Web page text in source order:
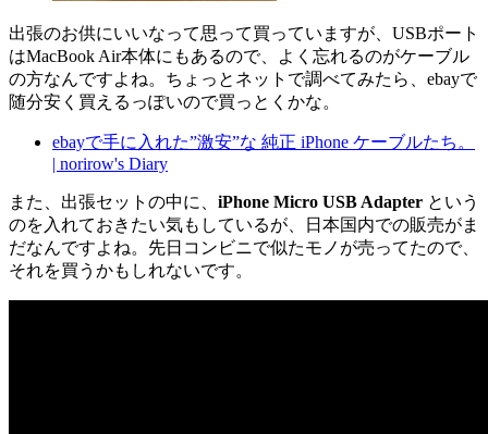
出張のお供にいいなって思って買っていますが、USBポート
はMacBook Air本体にもあるので、よく忘れるのがケーブル
の方なんですよね。ちょっとネットで調べてみたら、ebayで
随分安く買えるっぽいので買っとくかな。
ebayで手に入れた”激安”な 純正 iPhone ケーブルたち。
| norirow's Diary
また、出張セットの中に、 iPhone Micro USB Adapter という
のを入れておきたい気もしているが、日本国内での販売がま
だなんですよね。先日コンビニで似たモノが売ってたので、
それを買うかもしれないです。